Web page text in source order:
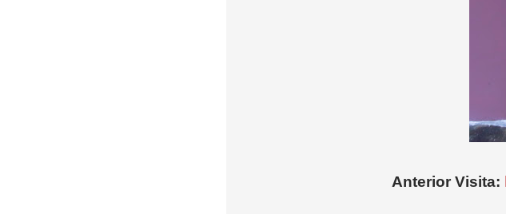
Anterior Visita: